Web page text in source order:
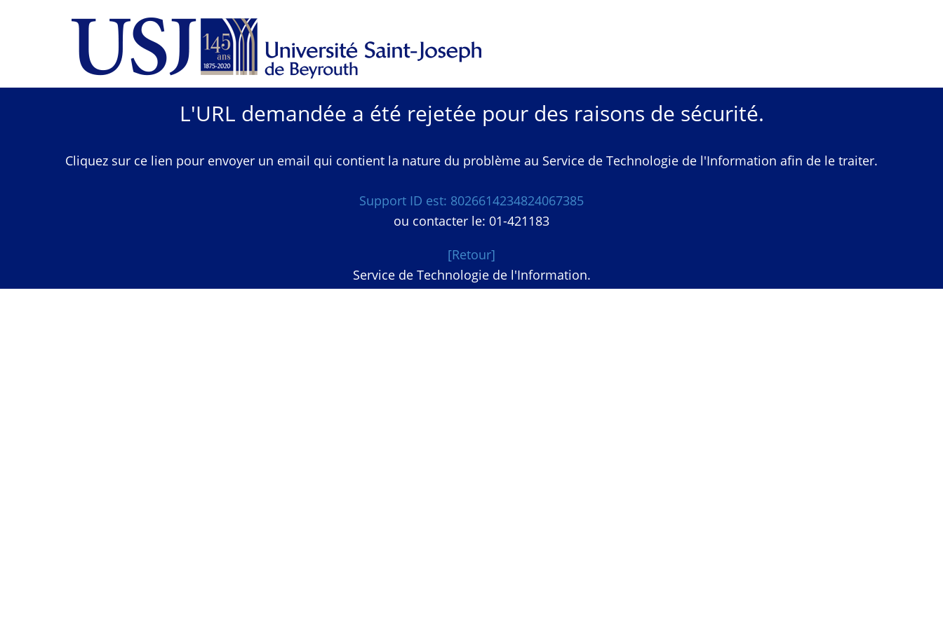
L'URL demandée a été rejetée pour des raisons de sécurité.
Cliquez sur ce lien pour envoyer un email qui contient la nature du problème au Service de Technologie de l'Information afin de le traiter.
Support ID est: 8026614234824067385
ou contacter le: 01-421183
[Retour]
Service de Technologie de l'Information.